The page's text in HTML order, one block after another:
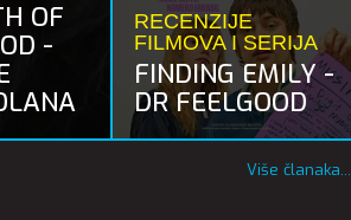
OF
-
RECENZIJE
FILMOVA I SERIJA
FINDING EMILY -
DR FEELGOOD
Više članaka...